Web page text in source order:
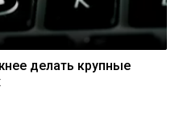
делать крупные